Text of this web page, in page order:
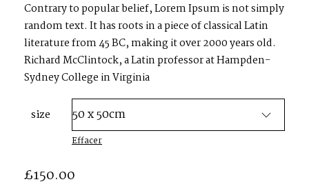
Contrary to popular belief, Lorem Ipsum is not simply
random text. It has roots in a piece of classical Latin
literature from 45 BC, making it over 2000 years old.
Richard McClintock, a Latin professor at Hampden-
Sydney College in Virginia
size
Effacer
£150.00
OHN & LIZA
H & JENNIFER